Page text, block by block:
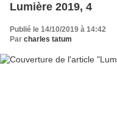
Lumière 2019, 4
Publié le 14/10/2019 à 14:42
Par charles tatum